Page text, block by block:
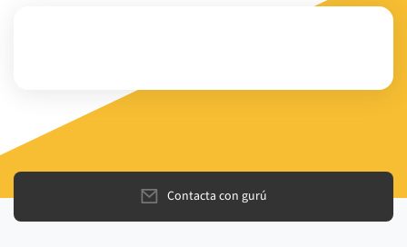
Contacta con gurú